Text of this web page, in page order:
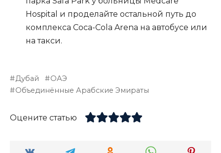
Hospital и проделайте остальной путь до
комплекса Coca-Cola Arena на автобусе или
на такси.
Дубай
ОАЭ
Объединённые Арабские Эмираты
Оцените статью